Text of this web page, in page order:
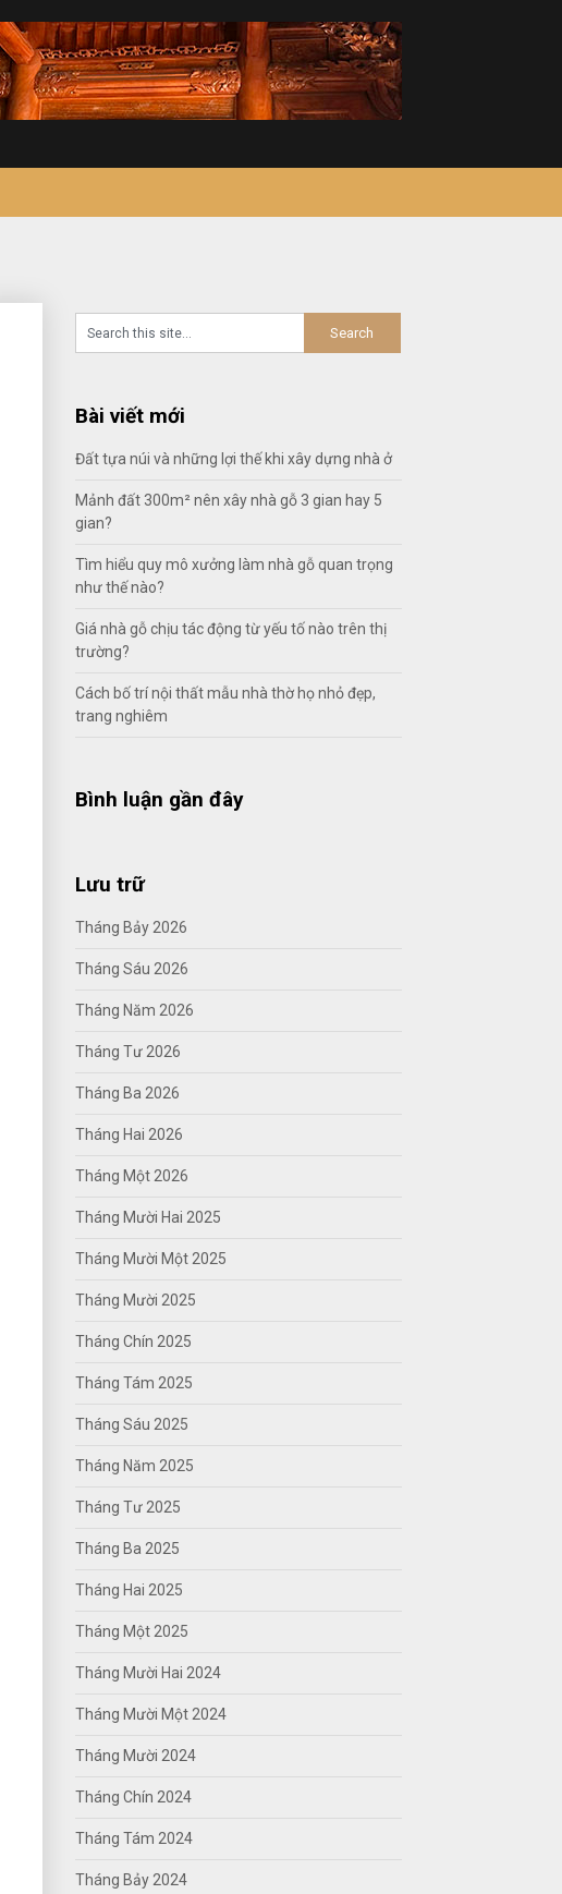
Bài viết mới
Đất tựa núi và những lợi thế khi xây dựng nhà ở
Mảnh đất 300m² nên xây nhà gỗ 3 gian hay 5
gian?
Tìm hiểu quy mô xưởng làm nhà gỗ quan trọng
như thế nào?
Giá nhà gỗ chịu tác động từ yếu tố nào trên thị
trường?
Cách bố trí nội thất mẫu nhà thờ họ nhỏ đẹp,
trang nghiêm
Bình luận gần đây
Lưu trữ
Tháng Bảy 2026
Tháng Sáu 2026
Tháng Năm 2026
Tháng Tư 2026
Tháng Ba 2026
Tháng Hai 2026
Tháng Một 2026
Tháng Mười Hai 2025
Tháng Mười Một 2025
Tháng Mười 2025
Tháng Chín 2025
Tháng Tám 2025
Tháng Sáu 2025
Tháng Năm 2025
Tháng Tư 2025
Tháng Ba 2025
Tháng Hai 2025
Tháng Một 2025
Tháng Mười Hai 2024
Tháng Mười Một 2024
Tháng Mười 2024
Tháng Chín 2024
Tháng Tám 2024
Tháng Bảy 2024